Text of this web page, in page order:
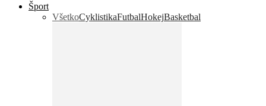
Šport
VšetkoCyklistikaFutbalHokejBasketbal